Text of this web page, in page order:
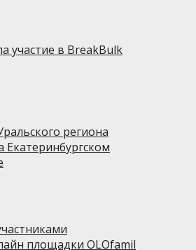
участие в BreakBulk
региона
Екатеринбургском
площадки OLOfamil